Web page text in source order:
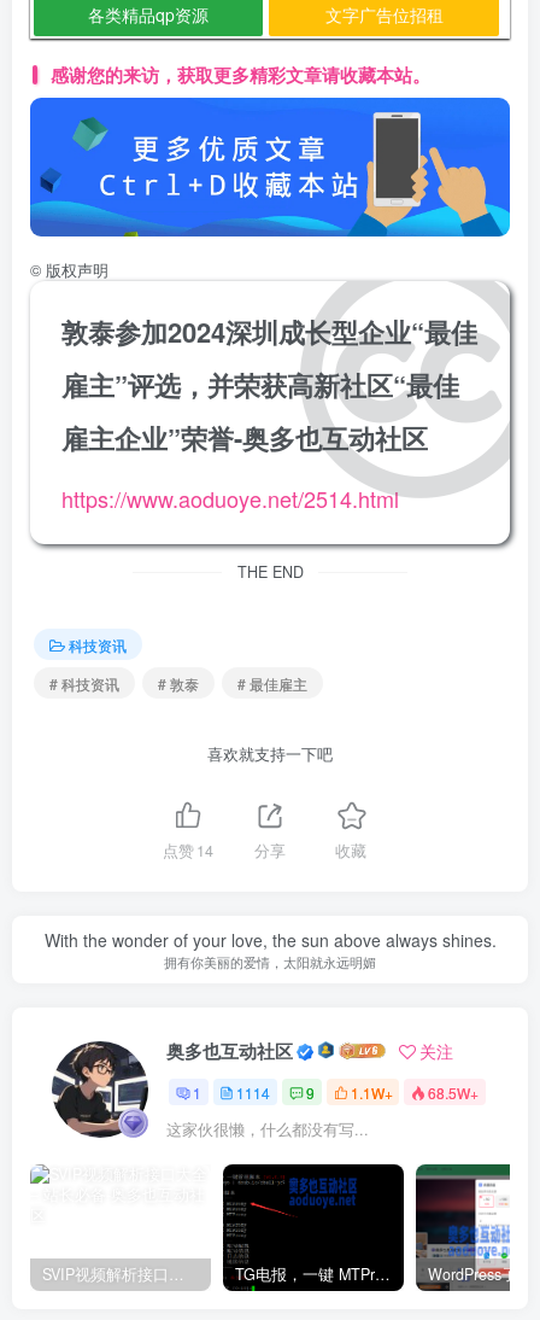
各类精品qp资源 文字广告位招租
感谢您的来访，获取更多精彩文章请收藏本站。
© 版权声明
敦泰参加2024深圳成长型企业“最佳
雇主”评选，并荣获高新社区“最佳
雇主企业”荣誉-奥多也互动社区
https://www.aoduoye.net/2514.html
THE END
科技资讯
# 科技资讯
# 敦泰 # 最佳雇主
喜欢就支持一下吧
点赞14 分享 收藏
With the wonder of your love, the sun above always shines.
拥有你美丽的爱情，太阳就永远明媚
奥多也互动社区 关注
1 1114 9 1.1W+ 68.5W+
这家伙很懒，什么都没有写...
SVIP视频解析接口大全 – 站长必备 TG电报，一键 MTProxy 网络代理工具脚本